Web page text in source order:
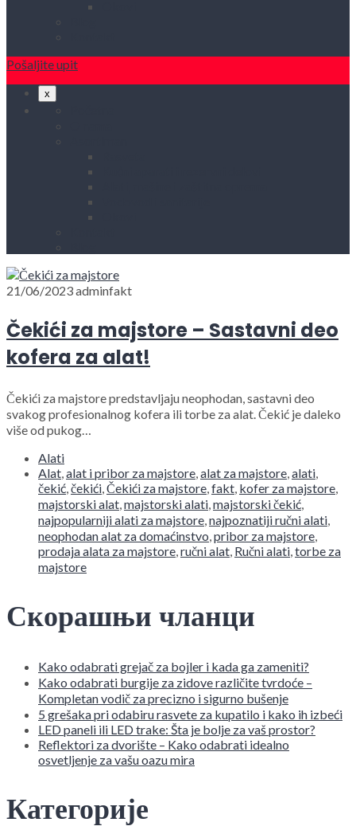
Pošaljite upit
x
21/06/2023adminfakt
Čekići za majstore – Sastavni deo
kofera za alat!
Čekići za majstore predstavljaju neophodan, sastavni deo
svakog profesionalnog kofera ili torbe za alat. Čekić je daleko
više od pukog…
Alati
Alat,alat i pribor za majstore,alat za majstore,alati,
čekić,čekići,Čekići za majstore,fakt, kofer za majstore,
majstorski alat,majstorski alati,majstorski čekić,
najpopularniji alati za majstore,najpoznatiji ručni alati,
neophodan alat za domaćinstvo,pribor za majstore,
prodaja alata za majstore,ručni alat, Ručni alati,torbe za
majstore
Скорашњи чланци
Kako odabrati grejač za bojler i kada ga zameniti?
Kako odabrati burgije za zidove različite tvrdoće –
Kompletan vodič za precizno i sigurno bušenje
5 grešaka pri odabiru rasvete za kupatilo i kako ih izbeći
LED paneli ili LED trake: Šta je bolje za vaš prostor?
Reflektori za dvorište – Kako odabrati idealno
osvetljenje za vašu oazu mira
Категорије